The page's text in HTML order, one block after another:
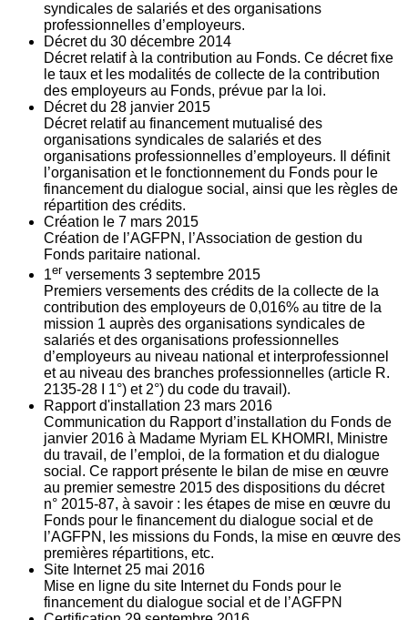
syndicales de salariés et des organisations
professionnelles d’employeurs.
Décret du 30 décembre 2014
Décret relatif à la contribution au Fonds. Ce décret fixe
le taux et les modalités de collecte de la contribution
des employeurs au Fonds, prévue par la loi.
Décret du 28 janvier 2015
Décret relatif au financement mutualisé des
organisations syndicales de salariés et des
organisations professionnelles d’employeurs. Il définit
l’organisation et le fonctionnement du Fonds pour le
financement du dialogue social, ainsi que les règles de
répartition des crédits.
Création le 7 mars 2015
Création de l’AGFPN, l’Association de gestion du
Fonds paritaire national.
1er versements 3 septembre 2015
Premiers versements des crédits de la collecte de la
contribution des employeurs de 0,016% au titre de la
mission 1 auprès des organisations syndicales de
salariés et des organisations professionnelles
d’employeurs au niveau national et interprofessionnel
et au niveau des branches professionnelles (article R.
2135‐28 I 1°) et 2°) du code du travail).
Rapport d'installation 23 mars 2016
Communication du Rapport d’installation du Fonds de
janvier 2016 à Madame Myriam EL KHOMRI, Ministre
du travail, de l’emploi, de la formation et du dialogue
social. Ce rapport présente le bilan de mise en œuvre
au premier semestre 2015 des dispositions du décret
n° 2015-87, à savoir : les étapes de mise en œuvre du
Fonds pour le financement du dialogue social et de
l’AGFPN, les missions du Fonds, la mise en œuvre des
premières répartitions, etc.
Site Internet 25 mai 2016
Mise en ligne du site Internet du Fonds pour le
financement du dialogue social et de l’AGFPN